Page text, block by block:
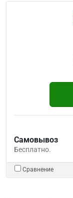
Самовывоз
Бесплатно.
Сравнение